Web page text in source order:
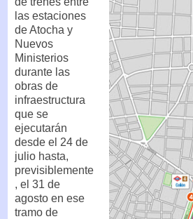
las estaciones
de Atocha y
Nuevos
Ministerios
durante las
obras de
infraestructura
que se
ejecutarán
desde el 24 de
julio hasta,
previsiblemente
, el 31 de
agosto en ese
tramo de